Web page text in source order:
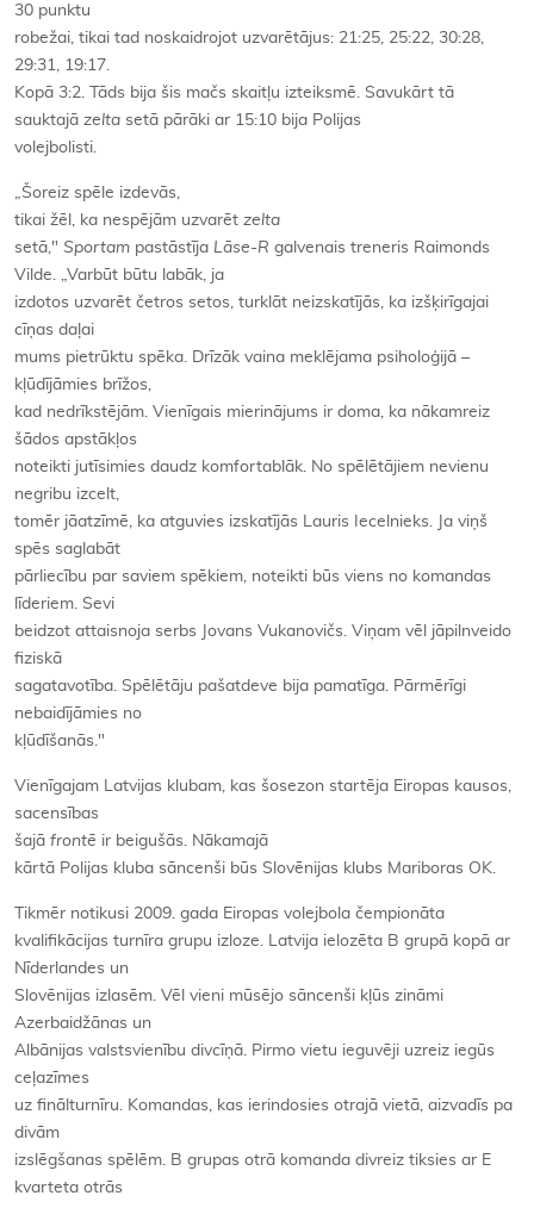
30 punktu
robežai, tikai tad noskaidrojot uzvarētājus: 21:25, 25:22, 30:28,
29:31, 19:17.
Kopā 3:2. Tāds bija šis mačs skaitļu izteiksmē. Savukārt tā
sauktajā zelta setā pārāki ar 15:10 bija Polijas
volejbolisti.
„Šoreiz spēle izdevās,
tikai žēl, ka nespējām uzvarēt zelta
setā," Sportam pastāstīja Lāse-R galvenais treneris Raimonds
Vilde. „Varbūt būtu labāk, ja
izdotos uzvarēt četros setos, turklāt neizskatījās, ka izšķirīgajai
cīņas daļai
mums pietrūktu spēka. Drīzāk vaina meklējama psiholoģijā –
kļūdījāmies brīžos,
kad nedrīkstējām. Vienīgais mierinājums ir doma, ka nākamreiz
šādos apstākļos
noteikti jutīsimies daudz komfortablāk. No spēlētājiem nevienu
negribu izcelt,
tomēr jāatzīmē, ka atguvies izskatījās Lauris Iecelnieks. Ja viņš
spēs saglabāt
pārliecību par saviem spēkiem, noteikti būs viens no komandas
līderiem. Sevi
beidzot attaisnoja serbs Jovans Vukanovičs. Viņam vēl jāpilnveido
fiziskā
sagatavotība. Spēlētāju pašatdeve bija pamatīga. Pārmērīgi
nebaidījāmies no
kļūdīšanās."
Vienīgajam Latvijas klubam, kas šosezon startēja Eiropas kausos,
sacensības
šajā frontē ir beigušās. Nākamajā
kārtā Polijas kluba sāncenši būs Slovēnijas klubs Mariboras OK.
Tikmēr notikusi 2009. gada Eiropas volejbola čempionāta
kvalifikācijas turnīra grupu izloze. Latvija ielozēta B grupā kopā ar
Nīderlandes un
Slovēnijas izlasēm. Vēl vieni mūsējo sāncenši kļūs zināmi
Azerbaidžānas un
Albānijas valstsvienību divcīņā. Pirmo vietu ieguvēji uzreiz iegūs
ceļazīmes
uz finālturnīru. Komandas, kas ierindosies otrajā vietā, aizvadīs pa
divām
izslēgšanas spēlēm. B grupas otrā komanda divreiz tiksies ar E
kvarteta otrās